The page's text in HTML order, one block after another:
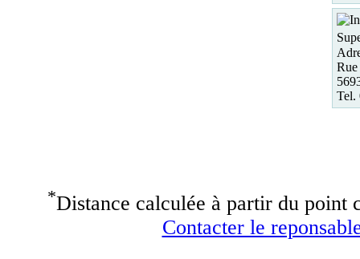
Tel.
*Distance calculée à partir du point
Contacter le